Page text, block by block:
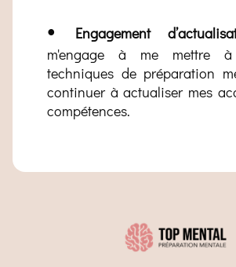
• Engagement
m'engage à me mettre
techniques de préparation
continuer à actualiser mes
compétences.